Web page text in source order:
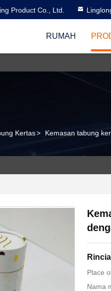
Product Co., Ltd.
RUMAH
Kertas> Kemasan tabung
Place
Nama